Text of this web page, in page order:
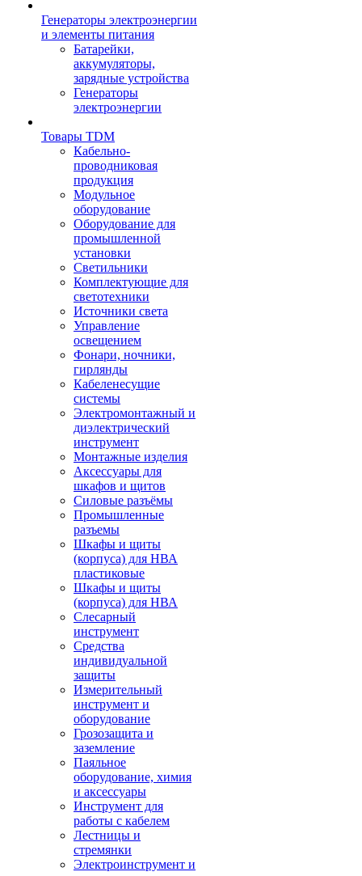
Генераторы электроэнергии
и элементы питания
Батарейки,
аккумуляторы,
зарядные устройства
Генераторы
электроэнергии
Товары TDM
Кабельно-
проводниковая
продукция
Модульное
оборудование
Оборудование для
промышленной
установки
Светильники
Комплектующие для
светотехники
Источники света
Управление
освещением
Фонари, ночники,
гирлянды
Кабеленесущие
системы
Электромонтажный и
диэлектрический
инструмент
Монтажные изделия
Аксессуары для
шкафов и щитов
Силовые разъёмы
Промышленные
разъемы
Шкафы и щиты
(корпуса) для НВА
пластиковые
Шкафы и щиты
(корпуса) для НВА
Слесарный
инструмент
Средства
индивидуальной
защиты
Измерительный
инструмент и
оборудование
Грозозащита и
заземление
Паяльное
оборудование, химия
и аксессуары
Инструмент для
работы с кабелем
Лестницы и
стремянки
Электроинструмент и